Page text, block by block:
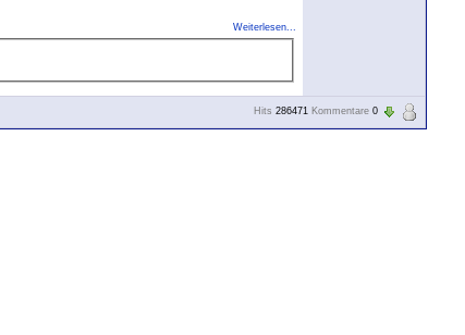
Weiterlesen...
Hits 286471 Kommentare 0